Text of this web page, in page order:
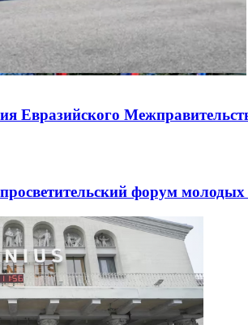
Евразийского
форум молодых